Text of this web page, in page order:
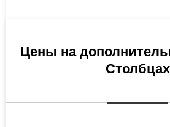
Цены на
Столбцах